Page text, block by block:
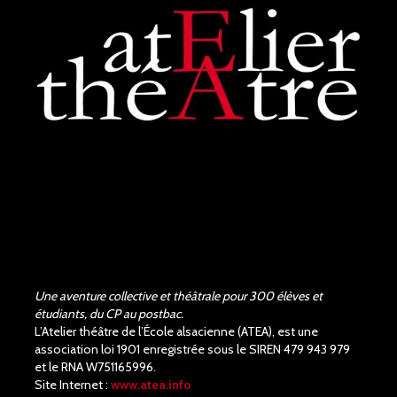
les acteurs et la...
voir plus
Judith Aubry.
Bravo !!! Que de bons
acteurs !! Quel beau travail.
Un Richard III de très bonne
qualité.
Une aventure collective et théâtrale pour 300 élèves et
étudiants, du CP au postbac.
L’Atelier théâtre de l’École alsacienne (ATEA), est une
association loi 1901 enregistrée sous le SIREN 479 943 979
et le RNA W751165996.
Site Internet : www.atea.info